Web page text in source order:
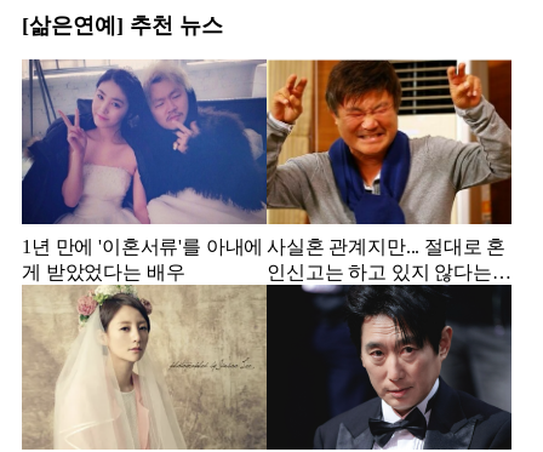
[삶은연예] 추천 뉴스
1년 만에 '이혼서류'를 아내에
게 받았었다는 배우
사실혼 관계지만... 절대로 혼
인신고는 하고 있지 않다는
배우